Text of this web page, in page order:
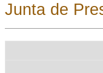
Junta de